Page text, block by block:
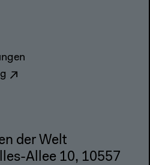
der Welt
Allee 10, 10557